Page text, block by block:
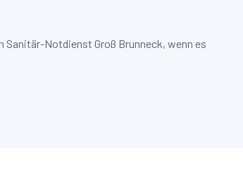
Notdienst Groß Brunneck, wenn es